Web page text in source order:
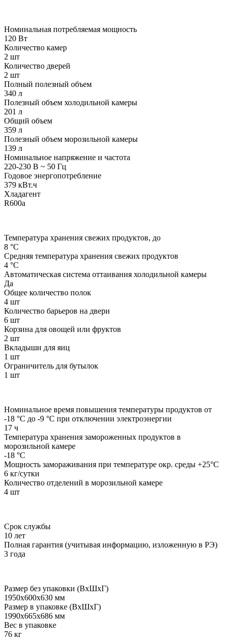
Номинальная потребляемая мощность
120 Вт
Количество камер
2 шт
Количество дверей
2 шт
Полный полезный объeм
340 л
Полезный объем холодильной камеры
201 л
Общий объем
359 л
Полезный объем морозильной камеры
139 л
Номинальное напряжение и частота
220-230 В ~ 50 Гц
Годовое энергопотребление
379 кВт.ч
Хладагент
R600a
Температура хранения свежих продуктов, до
8 °C
Средняя температура хранения свежих продуктов
4 °C
Автоматическая система оттаивания холодильной камеры
Да
Общее количество полок
4 шт
Количество барьеров на двери
6 шт
Корзина для овощей или фруктов
2 шт
Вкладыши для яиц
1 шт
Ограничитель для бутылок
1 шт
Номинальное время повышения температуры продуктов от
-18 °C до -9 °C при отключении электроэнергии
17 ч
Температура хранения замороженных продуктов в
морозильной камере
-18 °C
Мощность замораживания при температуре окр. среды +25°С
6 кг/сутки
Количество отделений в морозильной камере
4 шт
Срок службы
10 лет
Полная гарантия (учитывая информацию, изложенную в РЭ)
3 года
Размер без упаковки (ВхШxГ)
1950x600x630 мм
Размер в упаковке (ВхШxГ)
1990x665x686 мм
Вес в упаковке
76 кг